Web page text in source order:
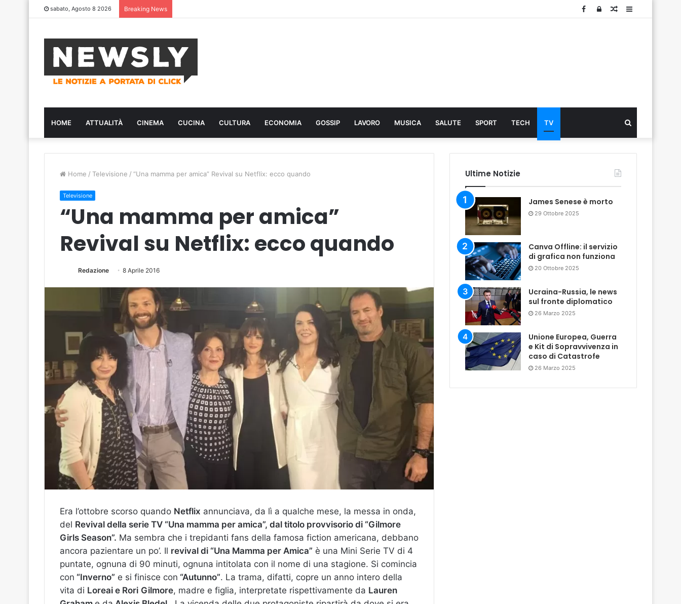
sabato, Agosto 8 2026 Breaking News Sidebar
Articolo
Log
Facebook
HOME ATTUALITÀ CINEMA CUCINA CULTURA ECONOMIA GOSSIP LAVORO MUSICA SALUTE SPORT TECH TV
...
Home / Televisione / “Una mamma per amica” Revival su Netflix: ecco quando
Televisione
“Una mamma per amica”
Revival su Netflix: ecco quando
Redazione 8 Aprile 2016
Era l’ottobre scorso quando Netflix annunciava, da lì a qualche mese, la messa in onda,
del Revival della serie TV “Una mamma per amica”, dal titolo provvisorio di “Gilmore
Girls Season”. Ma sembra che i trepidanti fans della famosa fiction americana, debbano
ancora pazientare un po’. Il revival di “Una Mamma per Amica” è una Mini Serie TV di 4
puntate, ognuna di 90 minuti, ognuna intitolata con il nome di una stagione. Si comincia
con “Inverno” e si finisce con “Autunno”. La trama, difatti, copre un anno intero della
vita di Loreai e Rori Gilmore, madre e figlia, interpretate rispettivamente da Lauren
Ultime Notizie
James Senese è morto
29 Ottobre 2025
Canva Offline: il servizio
di grafica non funziona
20 Ottobre 2025
Ucraina-Russia, le news
sul fronte diplomatico
26 Marzo 2025
Unione Europea, Guerra
e Kit di Sopravvivenza in
caso di Catastrofe
26 Marzo 2025